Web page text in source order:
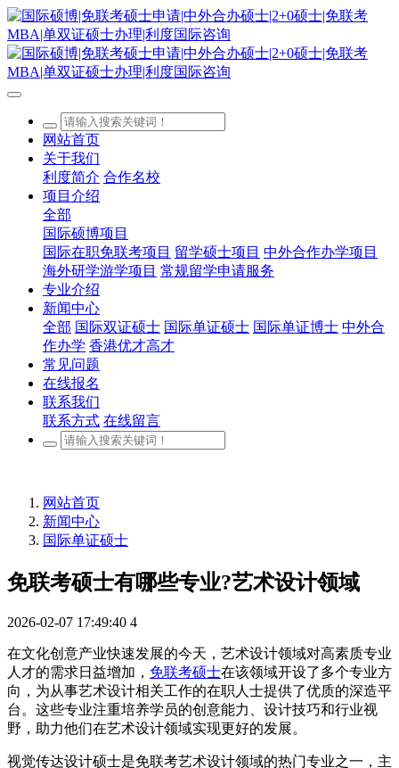
网站首页
关于我们
利度简介 合作名校
项目介绍
全部
国际硕博项目
国际在职免联考项目 留学硕士项目 中外合作办学项目
海外研学游学项目 常规留学申请服务
专业介绍
新闻中心
全部 国际双证硕士 国际单证硕士 国际单证博士 中外合
作办学 香港优才高才
常见问题
在线报名
联系我们
联系方式 在线留言
网站首页
新闻中心
国际单证硕士
免联考硕士有哪些专业?艺术设计领域
2026-02-07 17:49:40 4
在文化创意产业快速发展的今天，艺术设计领域对高素质专业
人才的需求日益增加， 免联考硕士在该领域开设了多个专业方
向，为从事艺术设计相关工作的在职人士提供了优质的深造平
台。这些专业注重培养学员的创意能力、设计技巧和行业视
野，助力他们在艺术设计领域实现更好的发展。
视觉传达设计硕士是免联考艺术设计领域的热门专业之一，主